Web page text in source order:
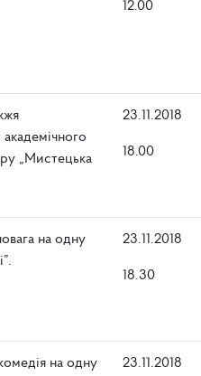
12.00
„Мистецька
23.11.2018
18.00
на одну
23.11.2018
18.30
на одну
23.11.2018